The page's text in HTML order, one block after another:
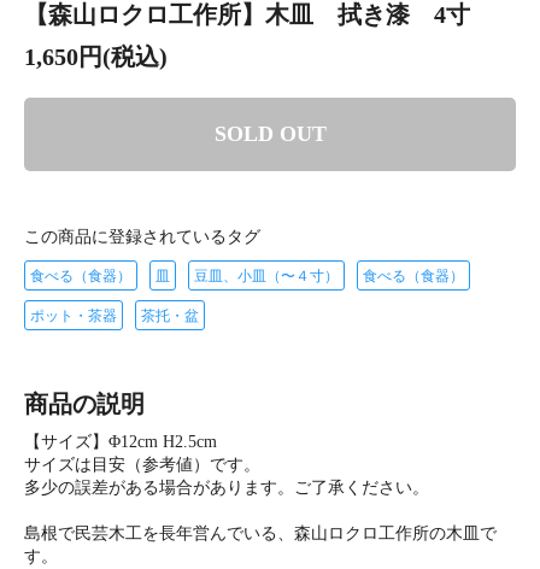
【森山ロクロ工作所】木皿 拭き漆 4寸
1,650円(税込)
SOLD OUT
この商品に登録されているタグ
食べる（食器） 皿 豆皿、小皿（〜４寸） 食べる（食器）
ポット・茶器 茶托・盆
商品の説明
【サイズ】Φ12cm H2.5cm
サイズは目安（参考値）です。
多少の誤差がある場合があります。ご了承ください。
島根で民芸木工を長年営んでいる、森山ロクロ工作所の木皿で
す。